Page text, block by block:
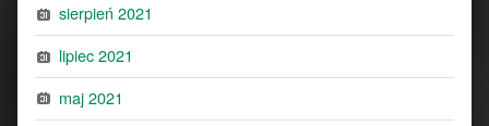
sierpień 2021
lipiec 2021
maj 2021